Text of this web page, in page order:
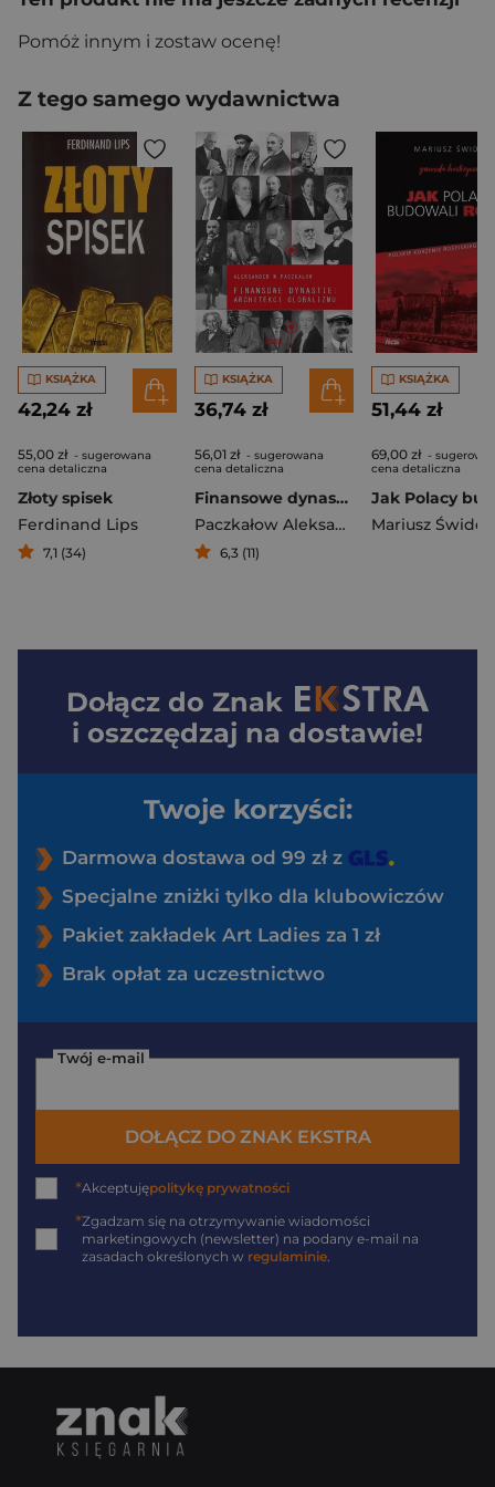
Pomóż innym i zostaw ocenę!
Z tego samego wydawnictwa
KSIĄŻKA
42,24 zł
55,00 zł - sugerowana
cena detaliczna
Złoty spisek
Ferdinand Lips
7,1 (34)
KSIĄŻKA
36,74 zł
56,01 zł - sugerowana
cena detaliczna
Finansowe dynastie architekci globalizmu
Paczkałow Aleksander W.
6,3 (11)
KSIĄŻKA
51,44 zł
69,00 zł -
cena detaliczna
Mariusz Świder
Dołącz do Znak
i oszczędzaj na dostawie!
Twoje korzyści:
Darmowa dostawa od 99 zł z
Specjalne zniżki tylko dla klubowiczów
Pakiet zakładek Art Ladies za 1 zł
Brak opłat za uczestnictwo
Twój e-mail
DOŁĄCZ DO ZNAK EKSTRA
*Akceptujępolitykę prywatności
*Zgadzam się na otrzymywanie wiadomości
marketingowych (newsletter) na podany e-mail na
zasadach określonych w regulaminie